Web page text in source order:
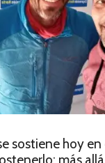
sostiene hoy
más